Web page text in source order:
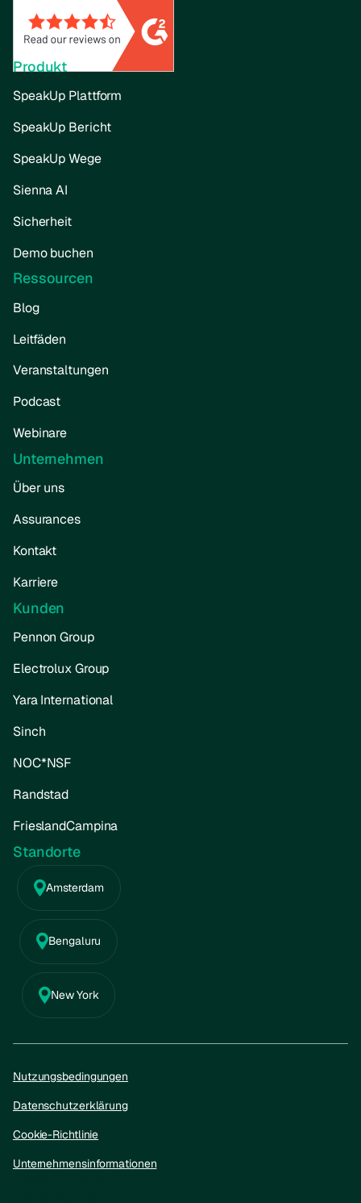
Produkt
SpeakUp Plattform
SpeakUp Bericht
SpeakUp Wege
Sienna AI
Sicherheit
Demo buchen
Ressourcen
Blog
Leitfäden
Veranstaltungen
Podcast
Webinare
Unternehmen
Über uns
Assurances
Kontakt
Karriere
Kunden
Pennon Group
Electrolux Group
Yara International
Sinch
NOC*NSF
Randstad
FrieslandCampina
Standorte
Amsterdam
Bengaluru
New York
Nutzungsbedingungen
Datenschutzerklärung
Cookie-Richtlinie
Unternehmensinformationen